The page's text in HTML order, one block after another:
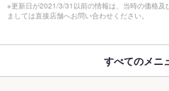
※更新日が2021/3/31以前の情報は、当時の価格及
ましては直接店舗へお問い合わせください。
すべてのメニ